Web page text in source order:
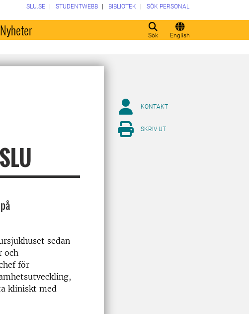
Sök English
SLU.SE STUDENTWEBB BIBLIOTEK SÖK PERSONAL
Nyheter
sedan
och
för
kliniskt med
KONTAKT
SKRIV UT